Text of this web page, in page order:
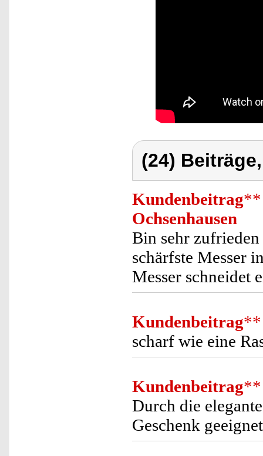
(24)
Kundenbeitrag**
Ochsenhausen
Bin sehr zufrieden
schärfste Messer
Messer schneidet
Kundenbeitrag**
scharf wie eine
Kundenbeitrag**
Durch die
Geschenk